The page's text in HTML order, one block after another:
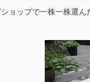
ョップで一株一株選ん